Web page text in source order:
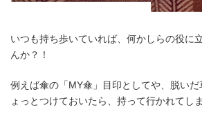
いつも持ち歩いていれば、何かしらの役に
んか？！
例えば傘の「MY傘」目印としてや、脱い
ょっとつけておいたら、持って行かれてし